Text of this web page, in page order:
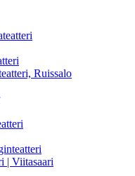
Ruissalo
| Viitasaari